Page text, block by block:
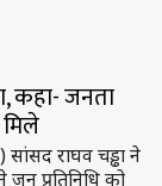
कहा- जनता
राघव चड्ढा ने
प्रतिनिधि को